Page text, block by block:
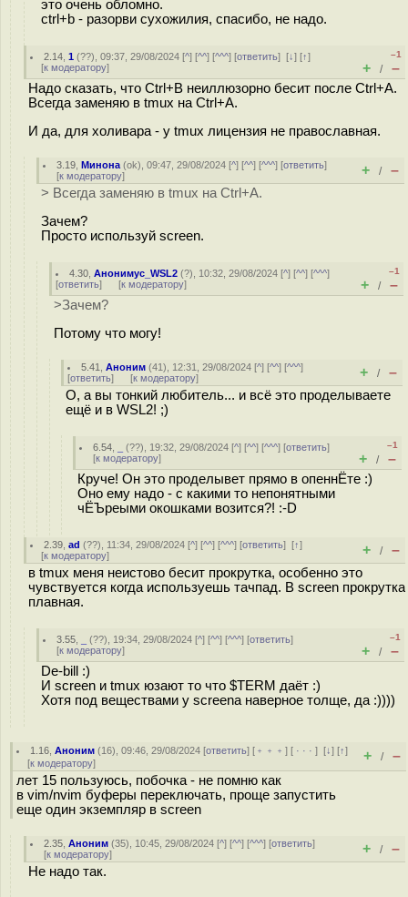
это очень обломно.
ctrl+b - разорви сухожилия, спасибо, не надо.
2.14 ,1 (??), 09:37, 29/08/2024 [^] [^^] [^^^] [ответить][↓] [↑]
[к модератору]
–1
+ / –
Надо сказать, что Ctrl+B неиллюзорно бесит после Ctrl+A.
Всегда заменяю в tmux на Ctrl+A.
И да, для холивара - у tmux лицензия не православная.
3.19 ,Минона (ok), 09:47, 29/08/2024 [^] [^^] [^^^] [ответить]
[к модератору] + / –
> Всегда заменяю в tmux на Ctrl+A.
Зачем?
Просто используй screen.
4.30 ,Анонимус_WSL2 (?), 10:32, 29/08/2024 [^] [^^] [^^^]
[ответить] [к модератору]
–1
+ / –
>Зачем?
Потому что могу!
5.41 ,Аноним (41), 12:31, 29/08/2024 [^] [^^] [^^^]
[ответить] [к модератору] + / –
О, а вы тонкий любитель... и всё это проделываете
ещё и в WSL2! ;)
6.54 (??), 19:32, 29/08/2024 [^] [^^] [^^^] [ответить]
[к модератору]
–1
+ / –
Круче! Он это проделывет прямо в опеннЁте :)
Оно ему надо - с какими то непонятными
чЁЪреыми окошками возится?! :-D
2.39 ,ad (??), 11:34, 29/08/2024 [^] [^^] [^^^] [ответить][↑]
[к модератору] + / –
в tmux меня неистово бесит прокрутка, особенно это
чувствуется когда используешь тачпад. В screen прокрутка
плавная.
3.55 (??), 19:34, 29/08/2024 [^] [^^] [^^^] [ответить]
[к модератору]
–1
+ / –
De-bill :)
И screen и tmux юзают то что $TERM даёт :)
Хотя под веществами у screena наверное толще, да :))))
1.16 ,Аноним (16), 09:46, 29/08/2024 [ответить] [ ﹢﹢﹢] [ · · ·][↓] [↑]
[к модератору] + / –
лет 15 пользуюсь, побочка - не помню как
в vim/nvim буферы переключать, проще запустить
еще один экземпляр в screen
2.35 ,Аноним (35), 10:45, 29/08/2024 [^] [^^] [^^^] [ответить]
[к модератору] + / –
Не надо так.